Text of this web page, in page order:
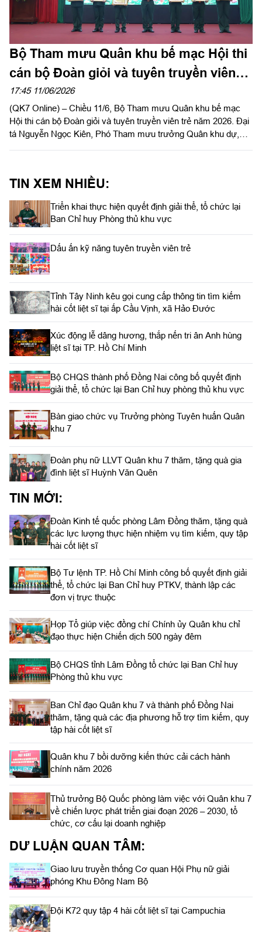
Bộ Tham mưu Quân khu bế mạc Hội thi
cán bộ Đoàn giỏi và tuyên truyền viên
trẻ năm 2026
17:45 11/06/2026
(QK7 Online) – Chiều 11/6, Bộ Tham mưu Quân khu bế mạc
Hội thi cán bộ Đoàn giỏi và tuyên truyền viên trẻ năm 2026. Đại
tá Nguyễn Ngọc Kiên, Phó Tham mưu trưởng Quân khu dự,
TIN XEM NHIỀU:
Triển khai thực hiện quyết định giải thể, tổ chức lại
Ban Chỉ huy Phòng thủ khu vực
Dấu ấn kỹ năng tuyên truyền viên trẻ
Tỉnh Tây Ninh kêu gọi cung cấp thông tin tìm kiếm
hài cốt liệt sĩ tại ấp Cầu Vịnh, xã Hảo Đước
Xúc động lễ dâng hương, thắp nến tri ân Anh hùng
liệt sĩ tại TP. Hồ Chí Minh
Bộ CHQS thành phố Đồng Nai công bố quyết định
giải thể, tổ chức lại Ban Chỉ huy phòng thủ khu vực
Bàn giao chức vụ Trưởng phòng Tuyên huấn Quân
khu 7
Đoàn phụ nữ LLVT Quân khu 7 thăm, tặng quà gia
đình liệt sĩ Huỳnh Văn Quên
TIN MỚI:
Đoàn Kinh tế quốc phòng Lâm Đồng thăm, tặng quà
các lực lượng thực hiện nhiệm vụ tìm kiếm, quy tập
hài cốt liệt sĩ
Bộ Tư lệnh TP. Hồ Chí Minh công bố quyết định giải
thể, tổ chức lại Ban Chỉ huy PTKV, thành lập các
đơn vị trực thuộc
Họp Tổ giúp việc đồng chí Chính ủy Quân khu chỉ
đạo thực hiện Chiến dịch 500 ngày đêm
Bộ CHQS tỉnh Lâm Đồng tổ chức lại Ban Chỉ huy
Phòng thủ khu vực
Ban Chỉ đạo Quân khu 7 và thành phố Đồng Nai
thăm, tặng quà các địa phương hỗ trợ tìm kiếm, quy
tập hài cốt liệt sĩ
Quân khu 7 bồi dưỡng kiến thức cải cách hành
chính năm 2026
Thủ trưởng Bộ Quốc phòng làm việc với Quân khu 7
về chiến lược phát triển giai đoạn 2026 – 2030, tổ
chức, cơ cấu lại doanh nghiệp
DƯ LUẬN QUAN TÂM:
Giao lưu truyền thống Cơ quan Hội Phụ nữ giải
phóng Khu Đông Nam Bộ
Đội K72 quy tập 4 hài cốt liệt sĩ tại Campuchia